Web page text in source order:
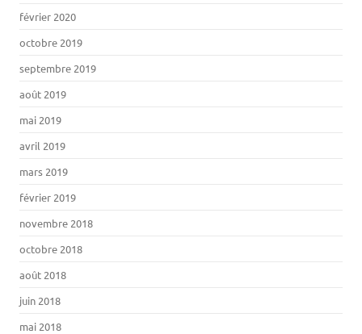
février 2020
octobre 2019
septembre 2019
août 2019
mai 2019
avril 2019
mars 2019
février 2019
novembre 2018
octobre 2018
août 2018
juin 2018
mai 2018